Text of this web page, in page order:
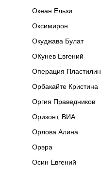
Океан Ельзи
Оксимирон
Окуджава Булат
ОКунев Евгений
Операция Пластилин
Орбакайте Кристина
Оргия Праведников
Оризонт, ВИА
Орлова Алина
Орэра
Осин Евгений